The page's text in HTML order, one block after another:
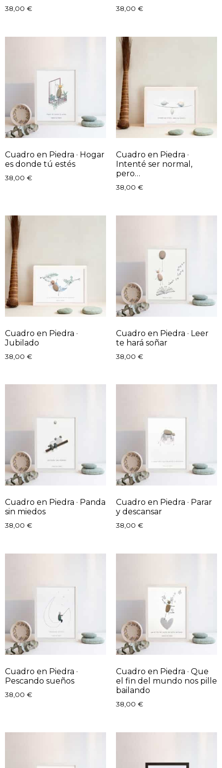
38,00 € 38,00 €
Cuadro en Piedra · Hogar
es donde tú estés
38,00 €
Cuadro en Piedra ·
Intenté ser normal,
pero…
38,00 €
Cuadro en Piedra ·
Jubilado
38,00 €
Cuadro en Piedra · Leer
te hará soñar
38,00 €
Cuadro en Piedra · Panda
sin miedos
38,00 €
Cuadro en Piedra · Parar
y descansar
38,00 €
Cuadro en Piedra ·
Pescando sueños
38,00 €
Cuadro en Piedra · Que
el fin del mundo nos pille
bailando
38,00 €